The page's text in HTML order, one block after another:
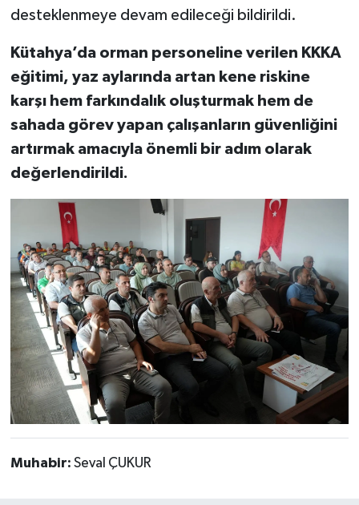
desteklenmeye devam edileceği bildirildi.
Kütahya’da orman personeline verilen KKKA
eğitimi, yaz aylarında artan kene riskine
karşı hem farkındalık oluşturmak hem de
sahada görev yapan çalışanların güvenliğini
artırmak amacıyla önemli bir adım olarak
değerlendirildi.
Muhabir: Seval ÇUKUR